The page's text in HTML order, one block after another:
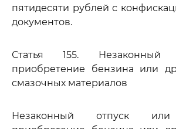
пятидесяти рублей с
документов.
Статья 155.
приобретение бензина или
смазочных материалов
Незаконный отпуск или